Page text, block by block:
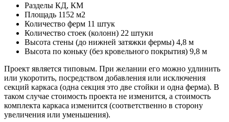
Разделы КД, КМ
Площадь 1152 м2
Количество ферм 11 штук
Количество стоек (колонн) 22 штуки
Высота стены (до нижней затяжки фермы) 4,8 м
Высота по коньку (без кровельного покрытия) 9,8 м
Проект является типовым. При желании его можно удлинить
или укоротить, посредством добавления или исключения
секций каркаса (одна секция это две стойки и одна ферма). В
таком случае стоимость проекта не изменится, а стоимость
комплекта каркаса изменится (соответственно в сторону
увеличения или уменьшения).